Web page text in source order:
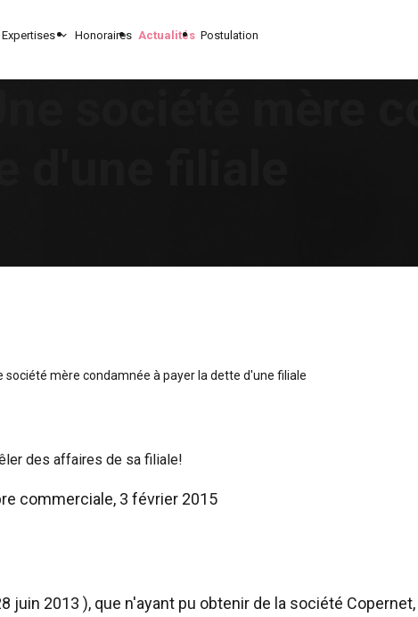
Expertises Honoraires Actualités Postulation
société mère condamnée à payer la dette d'une filiale
des affaires de sa filiale!
commerciale, 3 février 2015
juin 2013 ), que n'ayant pu obtenir de la société Copernet,